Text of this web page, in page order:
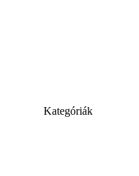
Kategóriák